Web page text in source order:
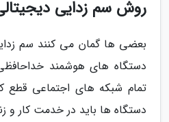
روش سم زدایی
بعضی ها گمان می کنند سم
دستگاه های هوشمند خداحافظی
تمام شبکه های اجتماعی قطع
دستگاه ها باید در خدمت کار و